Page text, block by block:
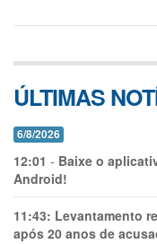
ÚLTIMAS
6/8/2026
12:01 - Baixe o
Android!
11:43: Levantamento
após 20 anos de